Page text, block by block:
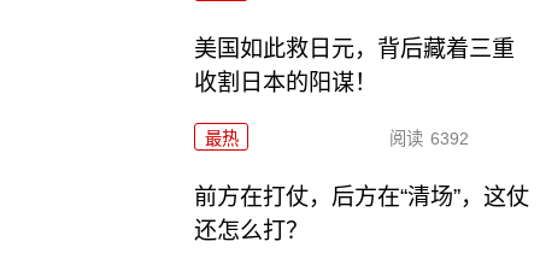
美国如此救日元，背后藏着三重
收割日本的阳谋！
最热 阅读 6392
前方在打仗，后方在“清场”，这仗
还怎么打？